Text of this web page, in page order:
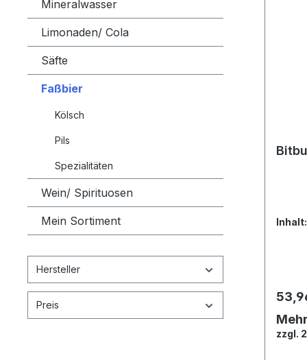
Mineralwasser
Limonaden/ Cola
Säfte
Faßbier
Kölsch
Pils
Spezialitäten
Wein/ Spirituosen
Mein Sortiment
Hersteller
Preis
zzgl.